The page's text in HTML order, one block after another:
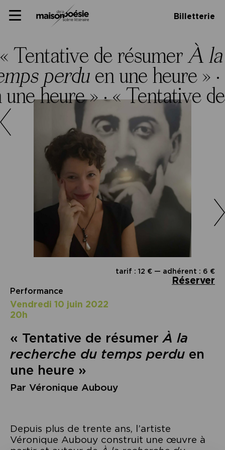
Panneau de gestion des cookies
to
Primary
Billetterie
« Tentative de résumer À
perdu en une heure » ·
heure » ·« Tentative
tarif : 12 € — adhérent : 6 €
Réserver
Performance
vendredi 10 juin 2022
20h
« Tentative de résumerÀ la
recherche du temps perdu en
une heure »
Par Véronique Aubouy
Depuis plus de trente ans, l’artiste
Véronique Aubouy construit une œuvre à